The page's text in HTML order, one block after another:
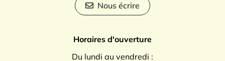
Nous écrire
Horaires d'ouverture
Du lundi au vendredi :